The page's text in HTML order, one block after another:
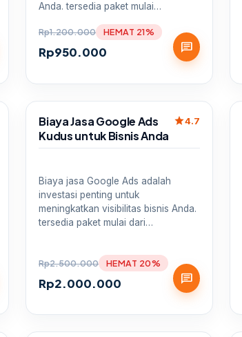
Anda. tersedia paket mulai…
Rp1.200.000
Rp950.000
HEMAT 21%
chat
Sale
Biaya Jasa Google Ads
Kudus untuk Bisnis Anda
star4.7
Biaya jasa Google Ads adalah
investasi penting untuk
meningkatkan visibilitas bisnis Anda.
tersedia paket mulai dari…
Rp2.500.000
Rp2.000.000
HEMAT 20%
chat